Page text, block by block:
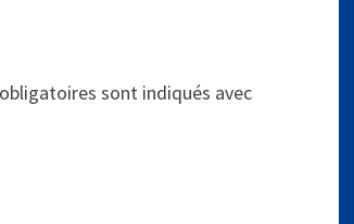
sont indiqués avec